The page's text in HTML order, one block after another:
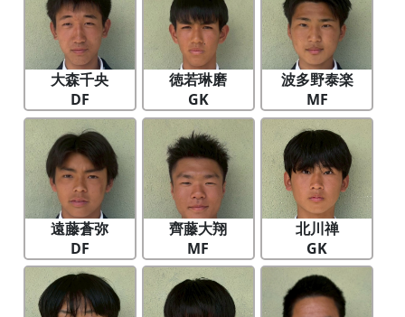
大森千央
DF
徳若琳磨
GK
波多野泰楽
MF
遠藤蒼弥
DF
齊藤大翔
MF
北川禅
GK